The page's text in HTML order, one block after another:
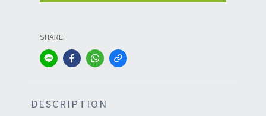
SHARE
DESCRIPTION